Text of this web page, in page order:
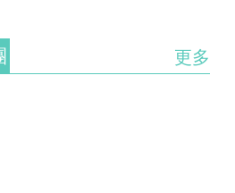
更多